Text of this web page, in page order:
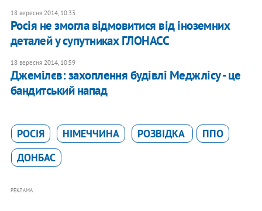
18 вересня 2014, 10:33
Росія не змогла відмовитися від іноземних
деталей у супутниках ГЛОНАСС
18 вересня 2014, 10:59
Джемілєв: захоплення будівлі Меджлісу - це
бандитський напад
РОСІЯ НІМЕЧЧИНА РОЗВІДКА
ППО
ДОНБАС
РЕКЛАМА